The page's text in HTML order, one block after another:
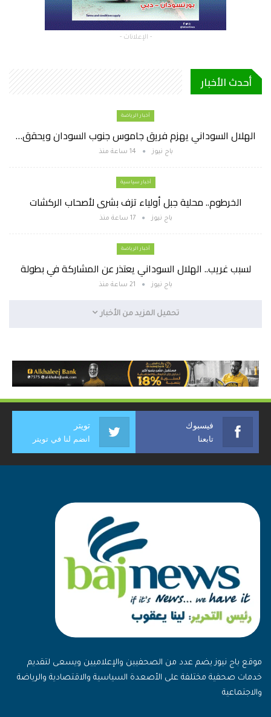
- الإعلانات -
أحدث الأخبار
أخبار الرياضة
الهلال السوداني يهزم فريق جاموس جنوب السودان ويحقق…
باج نيوز 14 ساعة منذ
أخبار سياسية
الخرطوم.. محلية جبل أولياء تزف بشرى لأصحاب الركشات
باج نيوز 17 ساعة منذ
أخبار الرياضة
لسبب غريب.. الهلال السوداني يعتذر عن المشاركة في بطولة
باج نيوز 21 ساعة منذ
تحميل المزيد من الأخبار
فيسبوك
تابعنا
تويتر
انضم لنا في تويتر
موقع باج نيوز يضم عدد من الصحفيين والإعلاميين ويسعى لتقديم
خدمات صحفية مختلفة على الأصعدة السياسية والاقتصادية والرياضة
والاجتماعية